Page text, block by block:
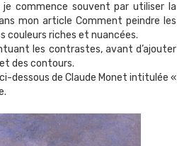
je commence souvent par utiliser la
mon article Comment peindre les
couleurs riches et nuancées.
les contrastes, avant d’ajouter
des contours.
dessous de Claude Monet intitulée «